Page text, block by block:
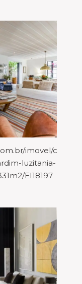
imovel/casa-
luzitania-
EI18197